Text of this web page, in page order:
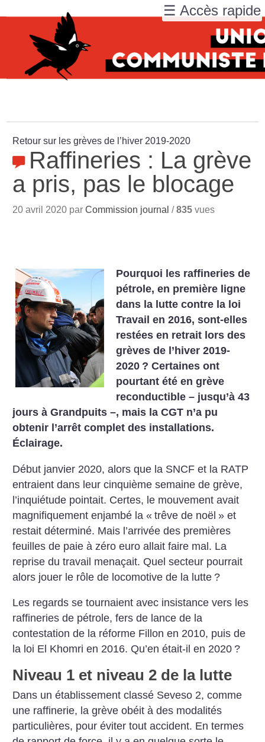
Retour sur les grèves de l’hiver 2019-2020
Raffineries : La grève
a pris, pas le blocage
20 avril 2020 parCommission journal /835 vues
Pourquoi les raffineries de
pétrole, en première ligne
dans la lutte contre la loi
Travail en 2016, sont-elles
restées en retrait lors des
grèves de l’hiver 2019-
2020 ? Certaines ont
pourtant été en grève
reconductible – jusqu’à 43
jours à Grandpuits –, mais la CGT n’a pu
obtenir l’arrêt complet des installations.
Éclairage.
Début janvier 2020, alors que la SNCF et la RATP
entraient dans leur cinquième semaine de grève,
l’inquiétude pointait. Certes, le mouvement avait
magnifiquement enjambé la « trêve de noël » et
restait déterminé. Mais l’arrivée des premières
feuilles de paie à zéro euro allait faire mal. La
reprise du travail menaçait. Quel secteur pourrait
alors jouer le rôle de locomotive de la lutte ?
Les regards se tournaient avec insistance vers les
raffineries de pétrole, fers de lance de la
contestation de la réforme Fillon en 2010, puis de
la loi El Khomri en 2016. Qu’en était-il en 2020 ?
Niveau 1 et niveau 2 de la lutte
Dans un établissement classé Seveso 2, comme
une raffinerie, la grève obéit à des modalités
particulières, pour éviter tout accident. En termes
☰ Accès rapide